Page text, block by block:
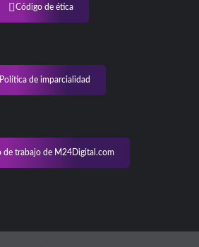
Código de ética
Política de imparcialidad
de trabajo de M24Digital.com